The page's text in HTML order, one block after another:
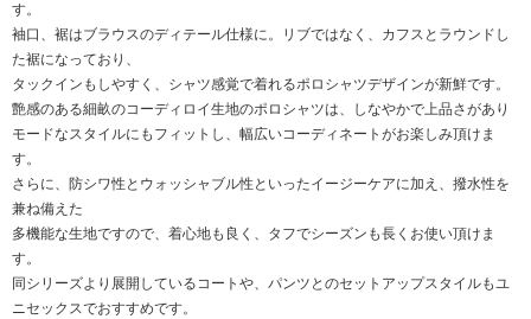
す。
袖口、裾はブラウスのディテール仕様に。リブではなく、カフスとラウンドし
た裾になっており、
タックインもしやすく、シャツ感覚で着れるポロシャツデザインが新鮮です。
艶感のある細畝のコーディロイ生地のポロシャツは、しなやかで上品さがあり
モードなスタイルにもフィットし、幅広いコーディネートがお楽しみ頂けま
す。
さらに、防シワ性とウォッシャブル性といったイージーケアに加え、撥水性を
兼ね備えた
多機能な生地ですので、着心地も良く、タフでシーズンも長くお使い頂けま
す。
同シリーズより展開しているコートや、パンツとのセットアップスタイルもユ
ニセックスでおすすめです。